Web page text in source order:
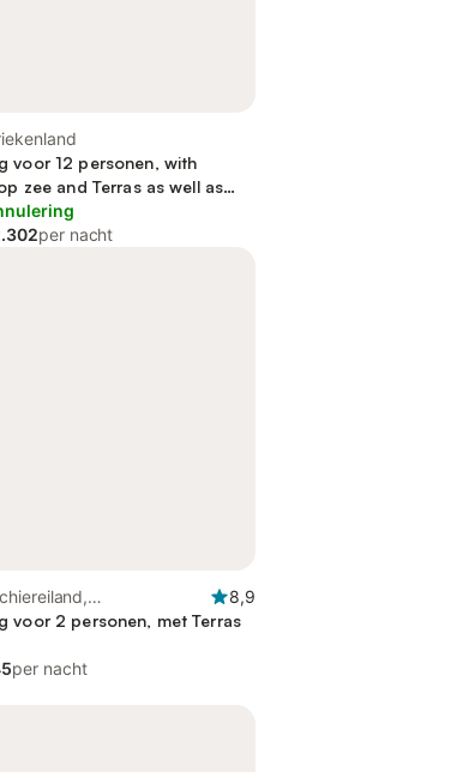
voor 12 personen, with
zee and Terras as well as
per nacht
bestuur van
Thracië
8,9
voor 2 personen, met Terras
per nacht